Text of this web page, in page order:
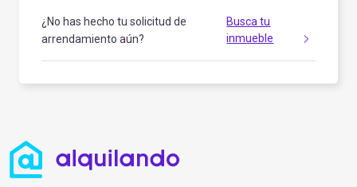
¿No has hecho tu solicitud de
arrendamiento aún?
Busca tu
inmueble